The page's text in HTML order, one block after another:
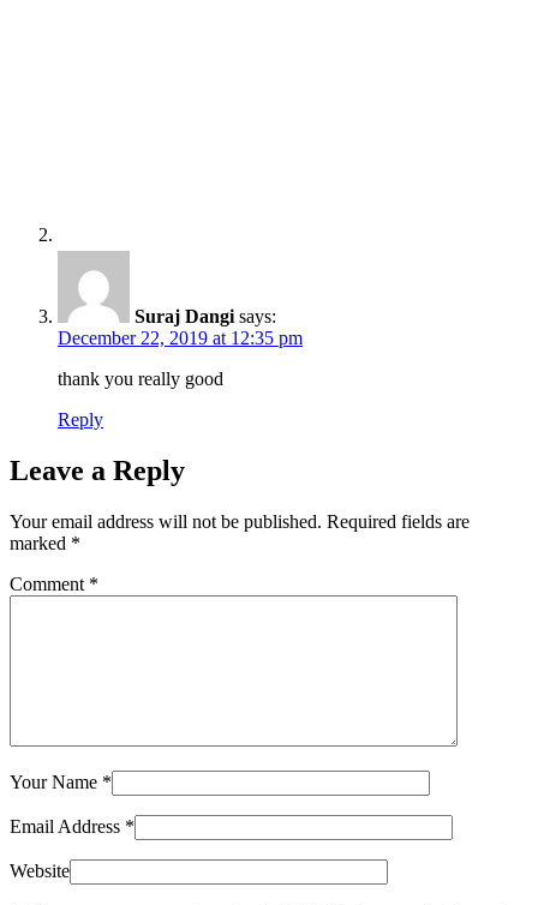
Suraj Dangi says:
December 22, 2019 at 12:35 pm
thank you really good
Reply
Leave a Reply
Your email address will not be published. Required fields are
marked *
Comment *
Your Name *
Email Address *
Website